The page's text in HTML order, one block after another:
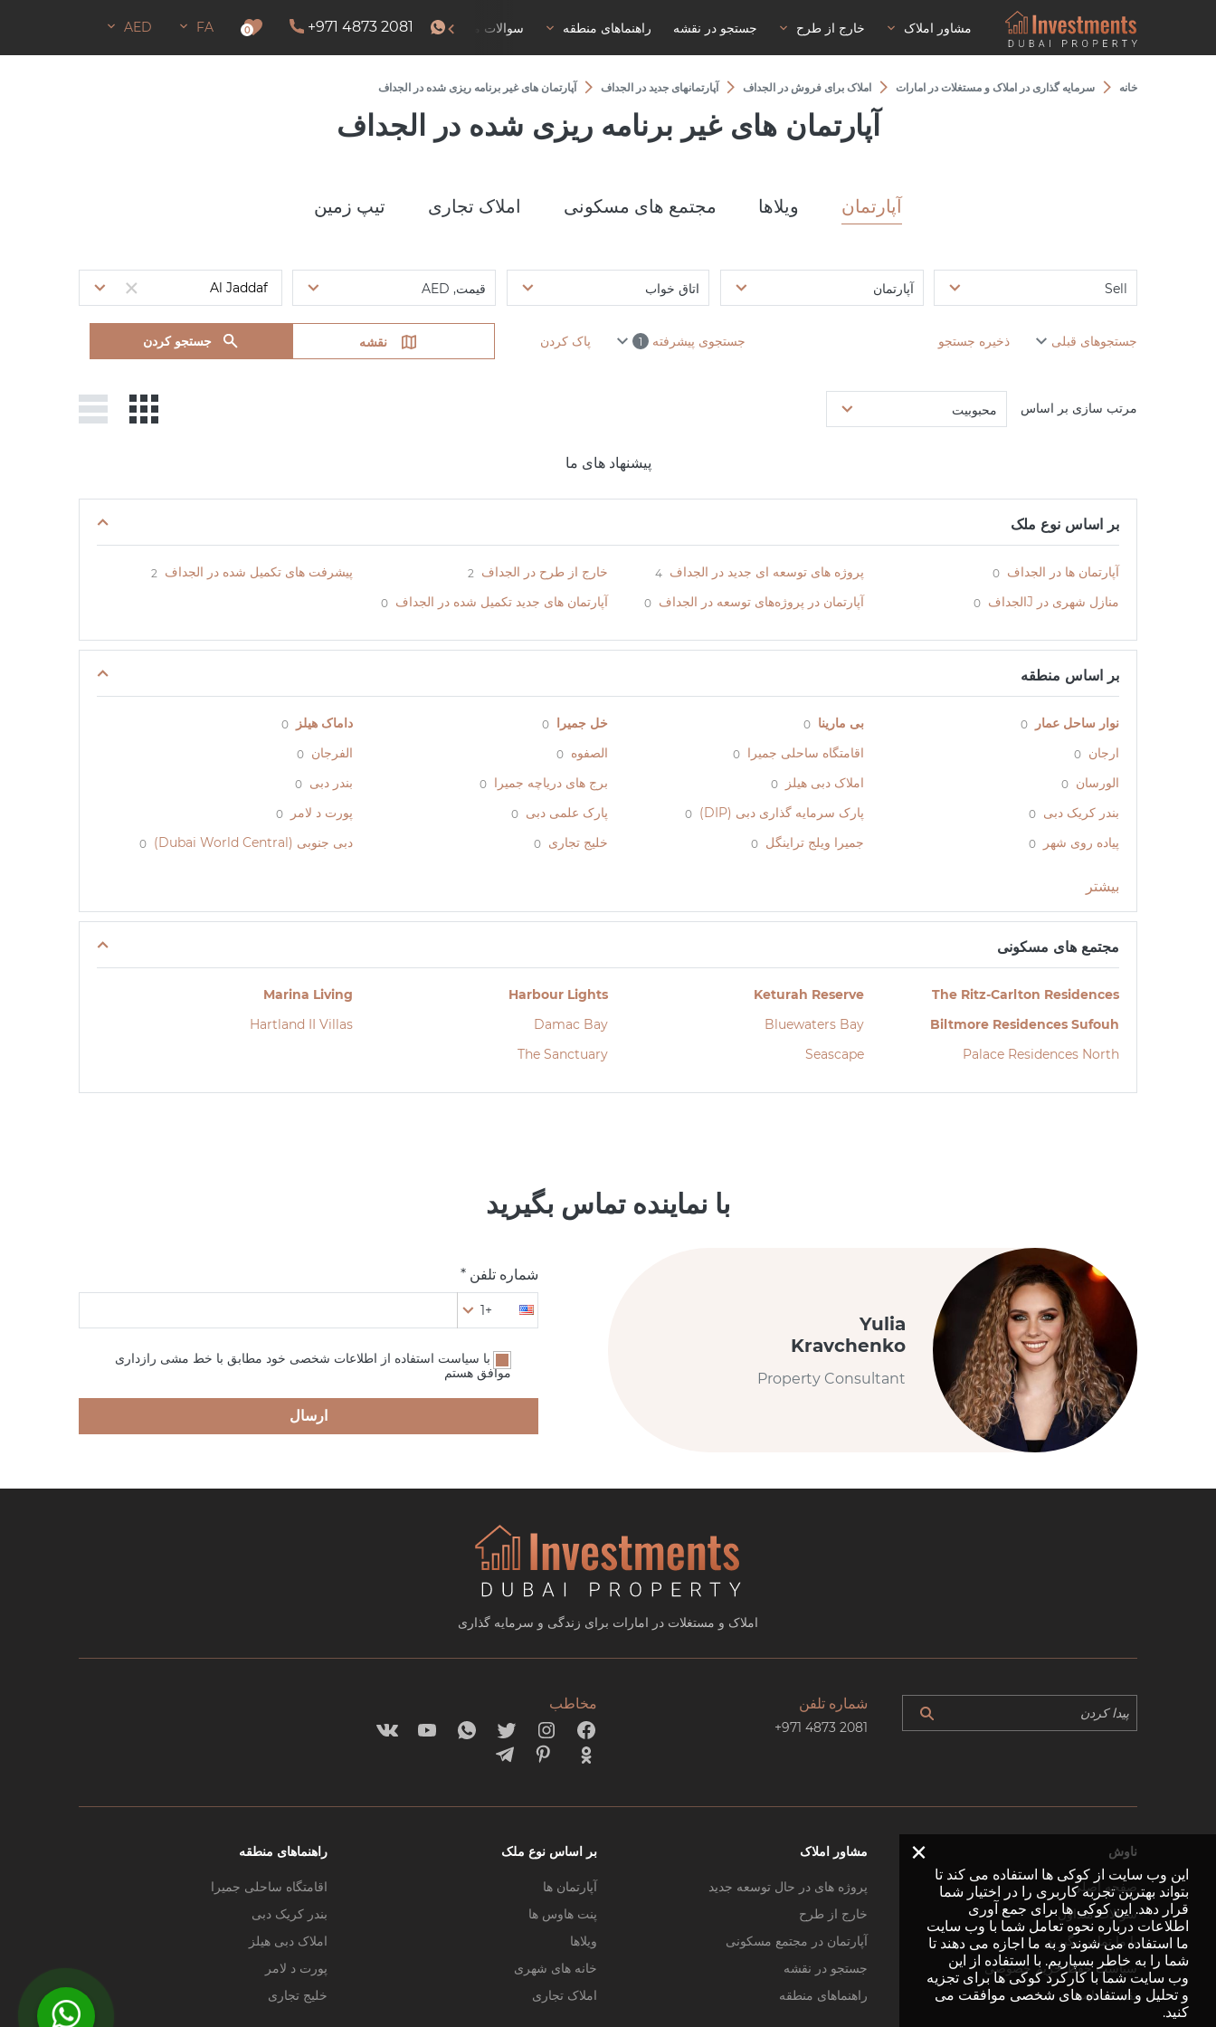
مشاور املاک خارج از طرح جستجو در نقشه راهنماهای منطقه سوالات متداول اجازه اقامت
+971 4873 2081
0
FA
AED
خانه سرمایه گذاری در املاک و مستغلات در امارات املاک برای فروش در الجداف آپارتمانهای جدید در الجداف آپارتمان های غیر برنامه ریزی شده در الجداف
آپارتمان های غیر برنامه ریزی شده در الجداف
آپارتمان ویلاها مجتمع های مسکونی املاک تجاری تیپ زمین
Sell آپارتمان اتاق خواب قیمت, AED
جستجوهای قبلی ذخیره جستجو جستجوی پیشرفته 1 پاک کردن نقشه جستجو کردن
مرتب سازی بر اساس محبوبیت
پیشنهاد های ما
بر اساس نوع ملک
آپارتمان ها در الجداف 0 پروژه های توسعه ای جدید در الجداف 4 خارج از طرح در الجداف 2 پیشرفت های تکمیل شده در الجداف 2
منازل شهری در Jالجداف 0 آپارتمان در پروژه‌های توسعه در الجداف 0 آپارتمان های جدید تکمیل شده در الجداف 0
بر اساس منطقه
نوار ساحل عمار 0 بی مارینا 0 خل جمیرا 0 داماک هیلز 0
ارجان 0 اقامتگاه ساحلی جمیرا 0 الصفوه 0 الفرجان 0
الورسان 0 املاک دبی هیلز 0 برج های دریاچه جمیرا 0 بندر دبی 0
بندر کریک دبی 0 پارک سرمایه گذاری دبی (DIP) 0 پارک علمی دبی 0 پورت د لامر 0
پیاده روی شهر 0 جمیرا ویلج تراینگل 0 خلیج تجاری 0 دبی جنوبی (Dubai World Central) 0
بیشتر
مجتمع های مسکونی
The Ritz-Carlton Residences
Keturah Reserve
Harbour Lights
Marina Living
Biltmore Residences Sufouh
Bluewaters Bay
Damac Bay
Hartland II Villas
Palace Residences North
Seascape
The Sanctuary
با نماینده تماس بگیرید
Yulia
Kravchenko
Property Consultant
شماره تلفن *
+1
من با سیاست استفاده از اطلاعات شخصی خود مطابق با خط مشی رازداری
موافق هستم
ارسال
املاک و مستغلات در امارات برای زندگی و سرمایه گذاری
شماره تلفن
+971 4873 2081
مخاطب
ناوش
صفحه اصلی
سوالات متداول
با ما تماس بگیرید
سیاست حفظ حریم خصوصی
نقشه سایت
مشاور املاک
پروژه های در حال توسعه جدید
خارج از طرح
آپارتمان در مجتمع مسکونی
جستجو در نقشه
راهنماهای منطقه
بر اساس نوع ملک
آپارتمان ها
پنت هاوس ها
ویلاها
خانه های شهری
املاک تجاری
راهنماهای منطقه
اقامتگاه ساحلی جمیرا
بندر کریک دبی
املاک دبی هیلز
پورت د لامر
خلیج تجاری
×
این وب سایت از کوکی ها استفاده می کند تا
بتواند بهترین تجربه کاربری را در اختیار شما
قرار دهد. این کوکی ها برای جمع آوری
اطلاعات درباره نحوه تعامل شما با وب سایت
ما استفاده می شوند و به ما اجازه می دهند تا
شما را به خاطر بسپاریم. با استفاده از این
وب سایت شما با کارکرد کوکی ها برای تجزیه
و تحلیل و استفاده های شخصی موافقت می
کنید.